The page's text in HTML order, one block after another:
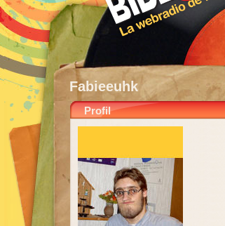
Fabieeuhk
Profil